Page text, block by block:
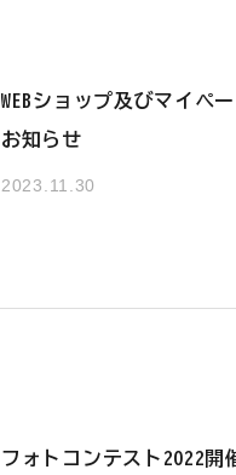
WEBショップ及びマイペ
お知らせ
2023.11.30
フォトコンテスト2022開